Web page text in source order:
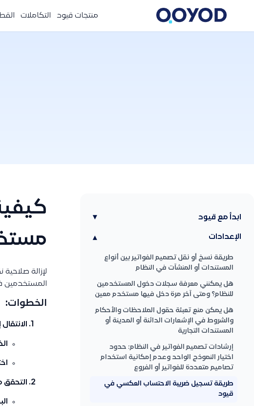
منتجات قيود التكاملات
ابدأ مع قيود ▾
الإعدادات ▾
طريقة نسخ أو نقل تصميم الفواتير بين أنواع
المستندات أو المنشآت في النظام
هل يمكنني معرفة سجلات دخول المستخدمين
للنظام؟ ومتى آخر مرة دخل فيها مستخدم معين
هل يمكن منع تعبئة حقول الملاحظات والأحكام
والشروط في الإشعارات الدائنة أو المدينة أو
المستندات التجارية
إرشادات تصميم الفواتير في النظام: حدود
اختيار النموذج الواحد وعدم إمكانية استخدام
تصاميم متعددة للفواتير أو الفروع
طريقة تسجيل ضريبة الاحتساب العكسي في
قيود
لإزالة
المستخدمين
الخطوات: